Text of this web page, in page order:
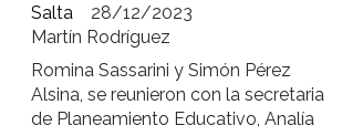
Martín Rodríguez
Salta 28/12/2023
Romina Sassarini y Simón Pérez
Alsina, se reunieron con la secretaria
de Planeamiento Educativo, Analía